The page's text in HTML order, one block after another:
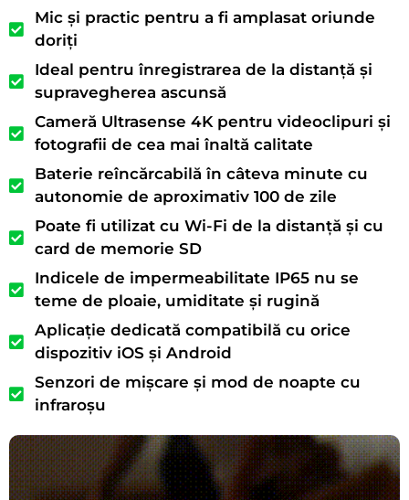
Mic și practic pentru a fi amplasat oriunde
doriți
Ideal pentru înregistrarea de la distanță și
supravegherea ascunsă
Cameră Ultrasense 4K pentru videoclipuri și
fotografii de cea mai înaltă calitate
Baterie reîncărcabilă în câteva minute cu
autonomie de aproximativ 100 de zile
Poate fi utilizat cu Wi-Fi de la distanță și cu
card de memorie SD
Indicele de impermeabilitate IP65 nu se
teme de ploaie, umiditate și rugină
Aplicație dedicată compatibilă cu orice
dispozitiv iOS și Android
Senzori de mișcare și mod de noapte cu
infraroșu